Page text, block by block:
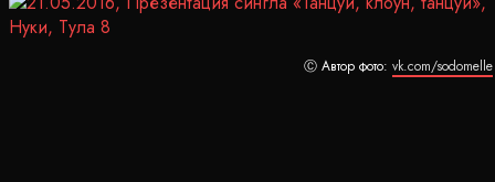
Ⓒ Автор фото: vk.com/sodomelle